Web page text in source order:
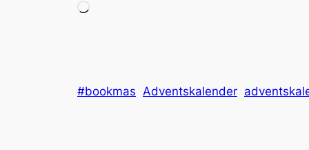
Wird
#bookmas Adventskalender